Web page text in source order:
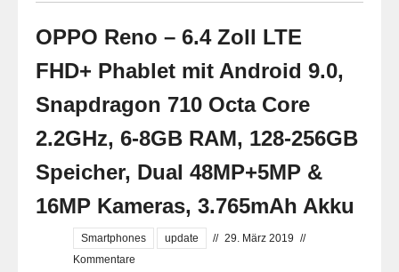
OPPO Reno – 6.4 Zoll LTE
FHD+ Phablet mit Android 9.0,
Snapdragon 710 Octa Core
2.2GHz, 6-8GB RAM, 128-256GB
Speicher, Dual 48MP+5MP &
16MP Kameras, 3.765mAh Akku
Smartphones update // 29. März 2019 //
Kommentare